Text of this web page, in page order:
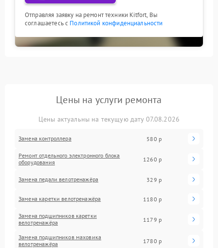
Отправляя заявку на ремонт техники Kitfort, Вы
соглашаетесь с Политикой конфиденциальности
Цены на услуги ремонта
Цены актуальны на текущую дату 07.08.2026
Замена контроллера 580 р
Ремонт отдельного электронного блока
оборудования
1260 р
Замена педали велотренажёра 329 р
Замена каретки велотренажёра 1180 р
Замена подшипников каретки
велотренажёра
1179 р
Замена подшипников маховика
велотренажёра
1780 р